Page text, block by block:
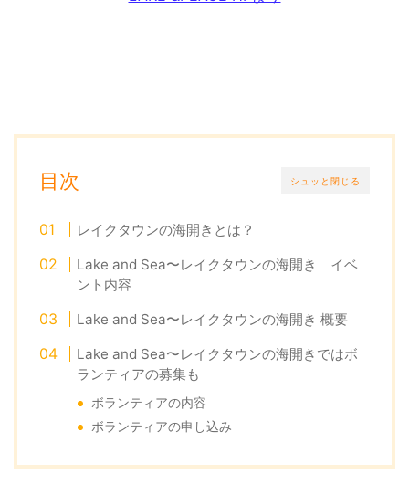
シュッと閉じる
目次
レイクタウンの海開きとは？
Lake and Sea〜レイクタウンの海開き イベ
ント内容
Lake and Sea〜レイクタウンの海開き 概要
Lake and Sea〜レイクタウンの海開きではボ
ランティアの募集も
ボランティアの内容
ボランティアの申し込み